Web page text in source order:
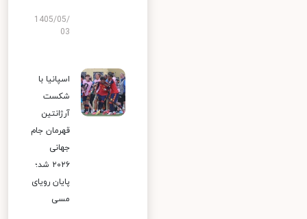
1405/05/
03
اسپانیا با
شکست
آرژانتین
قهرمان جام
جهانی
۲۰۲۶ شد؛
پایان رویای
مسی